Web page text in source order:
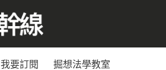
我要訂閱 掘想法學教室